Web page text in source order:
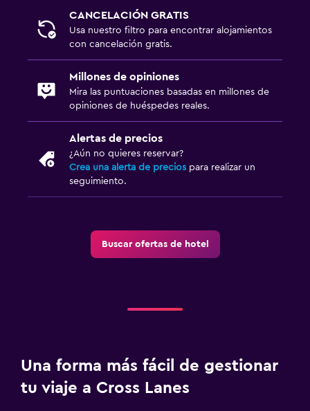
CANCELACIÓN GRATIS
Usa nuestro filtro para encontrar alojamientos
con cancelación gratis.
Millones de opiniones
Mira las puntuaciones basadas en millones de
opiniones de huéspedes reales.
Alertas de precios
¿Aún no quieres reservar?
Crea una alerta de precios para realizar un
seguimiento.
Buscar ofertas de hotel
Una forma más fácil de gestionar
tu viaje a Cross Lanes